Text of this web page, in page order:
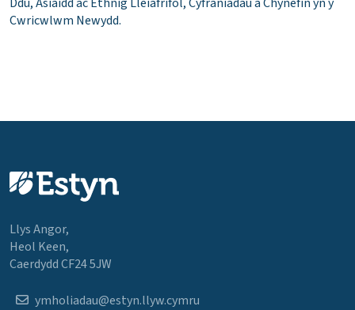
Ddu, Asiaidd ac Ethnig Lleiafrifol, Cyfraniadau a Chynefin yn y
Cwricwlwm Newydd.
Llys Angor,
Heol Keen,
Caerdydd CF24 5JW
ymholiadau@estyn.llyw.cymru